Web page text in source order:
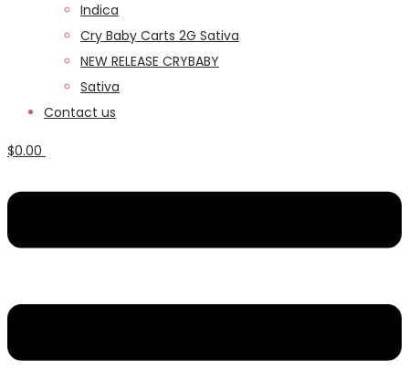
Indica
Cry Baby Carts 2G Sativa
NEW RELEASE CRYBABY
Sativa
Contact us
$0.00